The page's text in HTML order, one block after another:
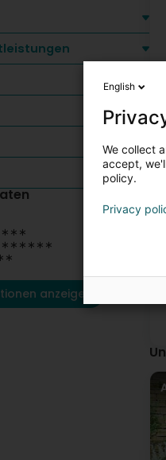
anzeigen
English
We collect
accept,
policy.
Privacy